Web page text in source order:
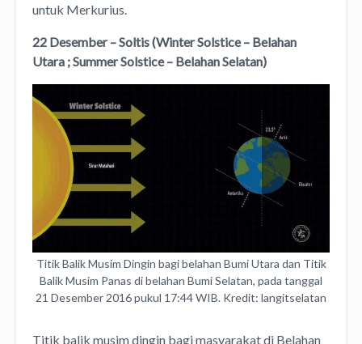
untuk Merkurius.
22 Desember – Soltis (Winter Solstice – Belahan
Utara ; Summer Solstice – Belahan Selatan)
Titik Balik Musim Dingin bagi belahan Bumi Utara dan Titik
Balik Musim Panas di belahan Bumi Selatan, pada tanggal
21 Desember 2016 pukul 17:44 WIB. Kredit: langitselatan
Titik balik musim dingin bagi masyarakat di Belahan